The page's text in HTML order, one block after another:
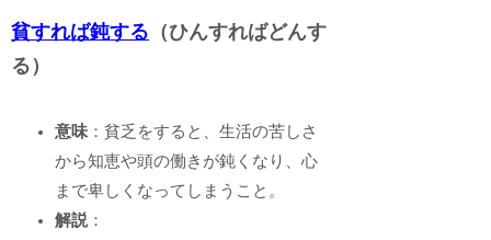
貧すれば鈍する （ひんすればどんす
る）
意味：貧乏をすると、生活の苦しさ
から知恵や頭の働きが鈍くなり、心
まで卑しくなってしまうこと。
解説：